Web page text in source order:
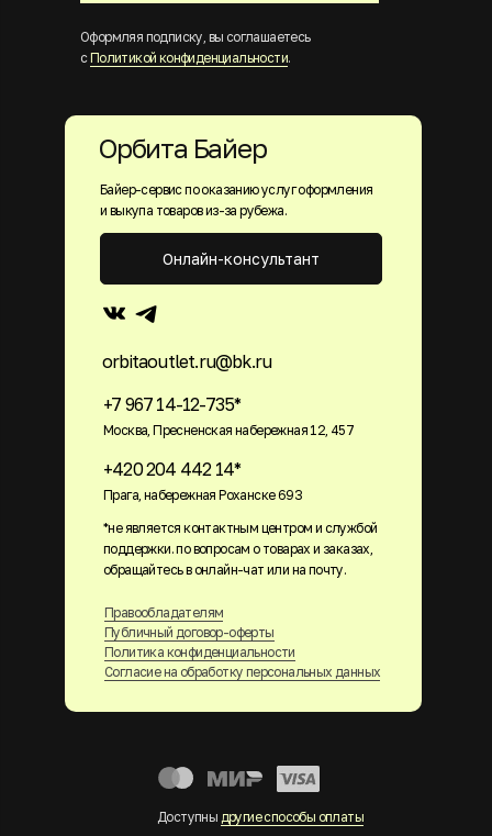
Оформляя подписку, вы соглашаетесь
с Политикой конфиденциальности.
Байер-сервис по оказанию услуг оформления
и выкупа товаров из-за рубежа.
+7 967 14-12-735*
Москва, Пресненская набережная 12, 457
+420 204 442 14*
Прага, набережная Роханске 693
orbitaoutlet.ru@bk.ru
Правообладателям
Публичный договор-оферты
Политика конфиденциальности
Согласие на обработку персональных данных
Онлайн-консультант
Орбита Байер
Доступны другие способы оплаты
*не является контактным центром и службой
поддержки. по вопросам о товарах и заказах,
обращайтесь в онлайн-чат или на почту.